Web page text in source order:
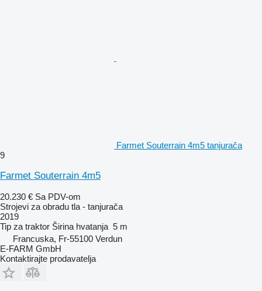
Farmet Souterrain 4m5 tanjurača
9
Farmet Souterrain 4m5
20.230 € Sa PDV-om
Strojevi za obradu tla - tanjurača
2019
Tip za traktor Širina hvatanja 5 m
Francuska, Fr-55100 Verdun
E-FARM GmbH
Kontaktirajte prodavatelja